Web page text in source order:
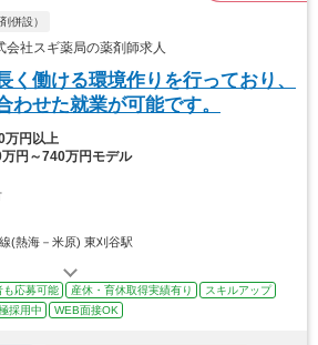
併設）
社スギ薬局の薬剤師求人
く働ける環境作りを行っており、
わせた就業が可能です。
万円以上
万円～740万円モデル
(熱海－米原) 東刈谷駅
も応募可能 産休・育休取得実績有り
スキルアップ
採用中 WEB面接OK